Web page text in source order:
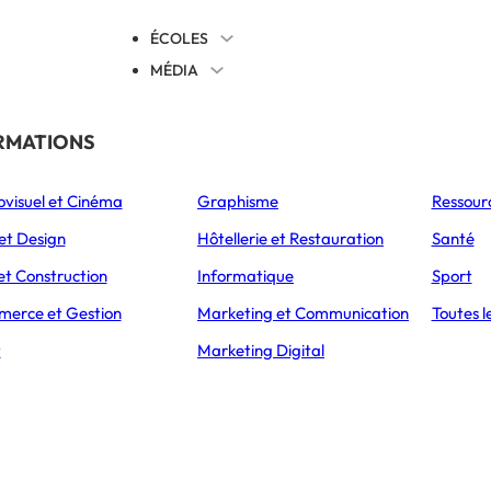
ÉCOLES
MÉDIA
Éducation
L’Express Éducation
Bachelors
Masters
et Cinéma
Design
Construction
et Gestion
Graphisme
Hôtellerie et Restauration
Informatique
Marketing et Communication
Marketing Digital
Santé
Sport
Toutes
EnerGaïa, rendez-vous